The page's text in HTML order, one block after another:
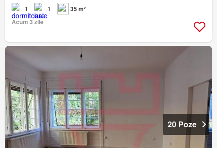
1 1
35 m²
Acum 3 zile
20 Poze